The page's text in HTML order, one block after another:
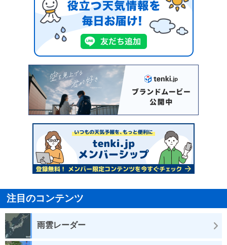
注目のコンテンツ
雨雲レーダー